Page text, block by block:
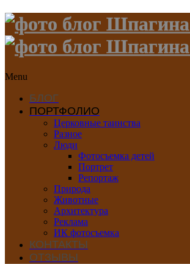
Menu
БЛОГ
ПОРТФОЛИО
Церковные таинства
Разное
Люди
Фотосъемка детей
Портрет
Репортаж
Природа
Животные
Архитектура
Реклама
ИК фотосъемка
КОНТАКТЫ
ОТЗЫВЫ